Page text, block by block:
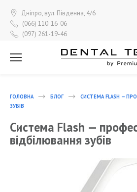
вмісту
Дніпро, вул. Південна, 4/6
(066) 110-16-06
(097) 261-19-46
ГОЛОВНА БЛОГ
СИСТЕМА FLASH —
ЗУБІВ
Система Flash —
відбілювання зубів